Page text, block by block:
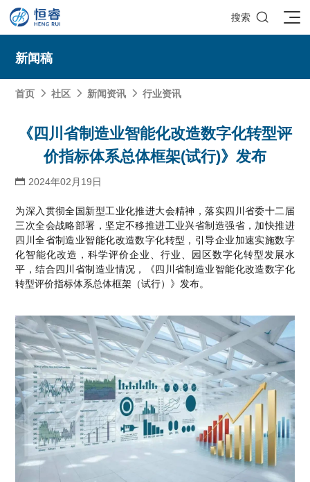
SOLIDWORKS研发设计
SOLIDWORKS 3D CAD
SOLIDWORKS 2D CAD
SOLIDWORKS 3D电气设计
SIMULATION结构仿真分析
 查看全部
多学科仿真
了解SIMULIA多学科仿真应用
CST电磁仿真
Abaqus有限元仿真分析
Xflow流体仿真
查看全部
3DEXPERIENCE云平台
什么是3DEXPERIENCE平台？
3DEXPERIENCE on the Cloud
3DEXPERIENCE Marketplace
推荐项目
ENOVIA产品全生命周期管理（PLM）
BIOVIA生命科学和材料科学
推荐工具
DriveWorks参数化工具
​SOLIDWORKS Manage项目管理
DELMIA端到端ERP系统
 查看全部
增值服务
增值服务-标准化
可视化&数字孪生技术
Curtain e-locker(易锁)防止资料外泄系统
 查看全部
汽车行业数字化解决方案
工程设备设计解决方案
航天航空行业解决方案
机械设备行业数字化解决方案
家居行业数字化解决方案
电气柜及电气行业数字化解决方案
生命科学行业数字化解决方案
公司类型
初创企业
企业家
面向学术界
教育工作者
研究人员
产品的技术
最新版本
资源下载
系统要求
恒睿课堂
热门视频
往期视频
西南培训中心
认证目录
在线培训
CSWP证书
推荐问答
SolidWorks采购指南：正版软件的成本构成与价值解析
什么值得信赖？
SOLIDWORKS购买如何选择代理商？一文看懂避坑指南
3DEXPERIENCE 平台是什么？
SOLIDWORKS都有什么版本？哪个版本好用？
学习SOLIDWORKS需要多长时间?
SOLIDWORKS仿真这块有必要学习吗？
招聘岗位
技术类
职能类
公司简介
团队介绍
培训认证
新闻资讯
公司动态
活动资讯
行业资讯
获取SOLIDWORKS报价
联系我们
产品/服务
获取试用版
软件定制化开发
软件二次开发
校企合作
购买学生版
联系研究销售部门
商务合作
搜索 
新闻稿
首页  社区  新闻资讯  行业资讯
《四川省制造业智能化改造数字化转型评
价指标体系总体框架(试行)》发布
 2024年02月19日
为深入贯彻全国新型工业化推进大会精神，落实四川省委十二届
三次全会战略部署，坚定不移推进工业兴省制造强省，加快推进
四川全省制造业智能化改造数字化转型，引导企业加速实施数字
化智能化改造，科学评价企业、行业、园区数字化转型发展水
平，结合四川省制造业情况，《四川省制造业智能化改造数字化
转型评价指标体系总体框架（试行）》发布。